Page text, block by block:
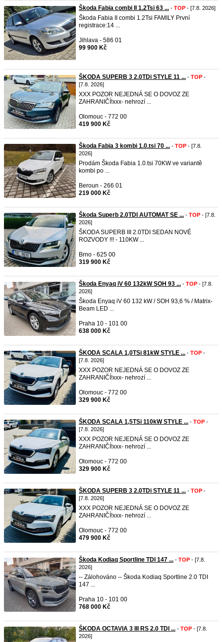
Škoda Fabia combi II 1.2Tsi 63 ... - TOP - [7.8. 2026]
Škoda Fabia II combi 1.2Tsi FAMILY První
registrace:14 ...
Jihlava - 586 01
99 900 Kč
ŠKODA SUPERB 3 2.0TDi STYLE 11 ... - TOP -
[7.8. 2026]
XXX POZOR NEJEDNÁ SE O DOVOZ ZE
ZAHRANIČÍ!xxx- nehrozí ...
Olomouc - 772 00
419 900 Kč
Škoda Fabia 3 kombi 1.0.tsi 70 ... - TOP - [7.8.
2026]
Prodám Škoda Fabia 1.0.tsi 70KW ve variantě
kombi po ...
Beroun - 266 01
219 000 Kč
Škoda Superb 2.0TDI AUTOMAT SE ... - TOP - [7.8.
2026]
ŠKODA SUPERB III 2.0TDI SEDAN NOVÉ
ROZVODY !!! ​- 110KW ...
Brno - 625 00
319 900 Kč
Škoda Enyaq iV 60 132kW SOH 93 ... - TOP - [7.8.
2026]
Škoda Enyaq iV 60 132 kW / SOH 93,6 % / Matrix-
Beam LED ...
Praha 10 - 101 00
638 000 Kč
ŠKODA SCALA 1,0TSi 81kW STYLE ... - TOP -
[7.8. 2026]
XXX POZOR NEJEDNÁ SE O DOVOZ ZE
ZAHRANIČÍ!xxx- nehrozí ...
Olomouc - 772 00
329 900 Kč
ŠKODA SCALA 1,5TSi 110kW STYLE ... - TOP -
[7.8. 2026]
XXX POZOR NEJEDNÁ SE O DOVOZ ZE
ZAHRANIČÍ!xxx- nehrozí ...
Olomouc - 772 00
329 900 Kč
ŠKODA SUPERB 3 2.0TDi STYLE 11 ... - TOP -
[7.8. 2026]
XXX POZOR NEJEDNÁ SE O DOVOZ ZE
ZAHRANIČÍ!xxx- nehrozí ...
Olomouc - 772 00
479 900 Kč
Škoda Kodiaq Sportline TDI 147 ... - TOP - [7.8.
2026]
-- Zálohováno -- Škoda Kodiaq Sportline 2.0 TDI
147 ...
Praha 10 - 101 00
768 000 Kč
ŠKODA OCTAVIA 3 III RS 2.0 TDI ... - TOP - [7.8.
2026]